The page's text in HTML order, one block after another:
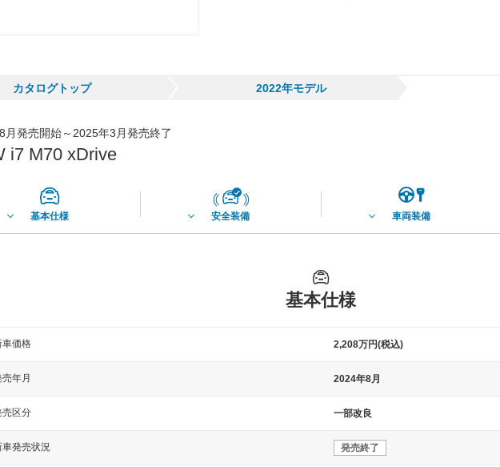
カタログトップ 2022年モデル
月発売開始～2025年3月発売終了
i7 M70 xDrive
基本仕様 安全装備 車両装備
基本仕様
車価格 2,208万円(税込)
売年月 2024年8月
売区分 一部改良
車発売状況 発売終了